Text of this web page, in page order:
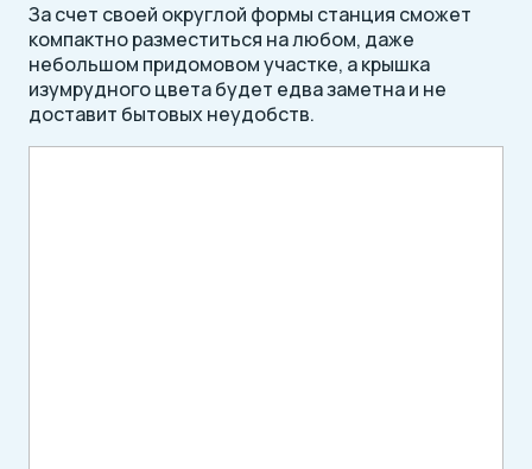
За счет своей округлой формы станция сможет
компактно разместиться на любом, даже
небольшом придомовом участке, а крышка
изумрудного цвета будет едва заметна и не
доставит бытовых неудобств.